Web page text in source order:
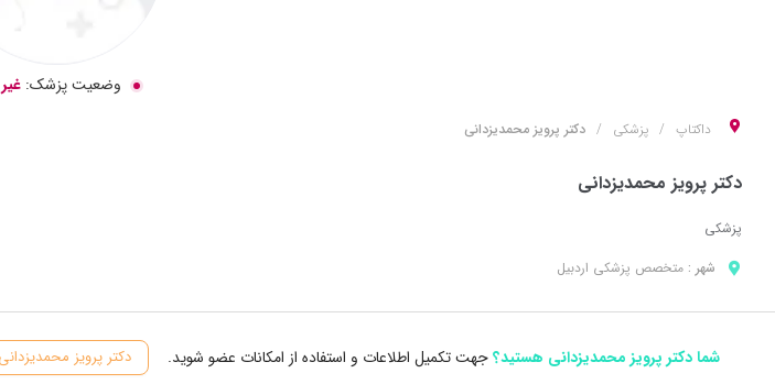
وضعیت پزشک:
داکتاپ پزشکی دکتر پرویز محمدیزدانی
دکتر پرویز محمدیزدانی
پزشکی
شهر : متخصص پزشکی اردبیل
شما دکتر پرویز محمدیزدانی هستید؟جهت تکمیل اطلاعات و استفاده از امکانات عضو شوید. دکتر پرویز